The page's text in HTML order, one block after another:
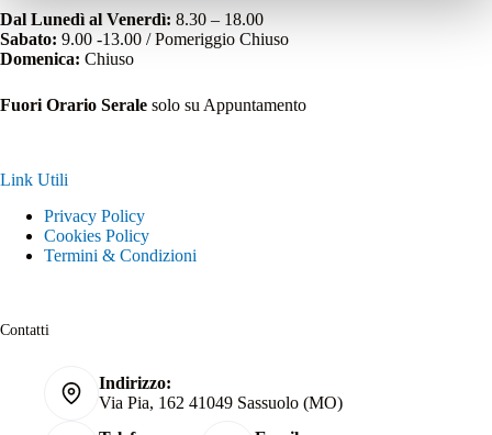
Dal Lunedì al Venerdì: 8.30 – 18.00
Sabato: 9.00 -13.00 / Pomeriggio Chiuso
Domenica: Chiuso
Fuori Orario Serale solo su Appuntamento
Link Utili
Privacy Policy
Cookies Policy
Termini & Condizioni
Contatti
Indirizzo:
Via Pia, 162 41049 Sassuolo (MO)